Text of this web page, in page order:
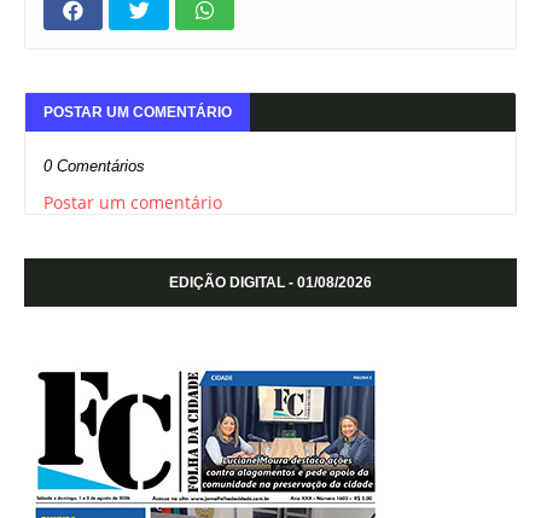
POSTAR UM COMENTÁRIO
0 Comentários
Postar um comentário
EDIÇÃO DIGITAL - 01/08/2026